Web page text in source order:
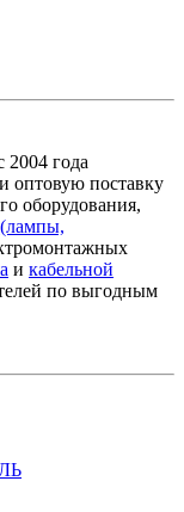
года
оптовую поставку
оборудования,
(лампы,
и кабельной
по выгодным